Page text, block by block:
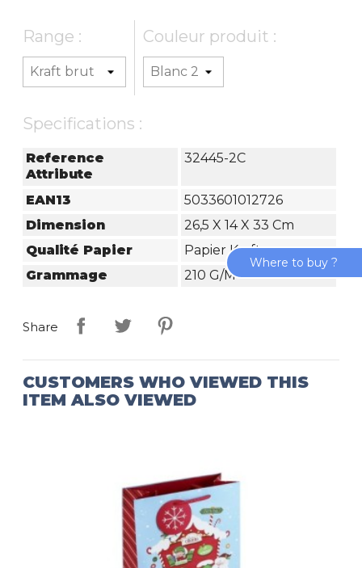
Range : Couleur produit :
Specifications :
Reference
Attribute
32445-2C
EAN13
5033601012726
Dimension
26,5 X 14 X 33 Cm
Qualité Papier
Papier Kraft
Grammage
210 G/m²
Share
CUSTOMERS WHO VIEWED THIS
ITEM ALSO VIEWED
Where to buy ?